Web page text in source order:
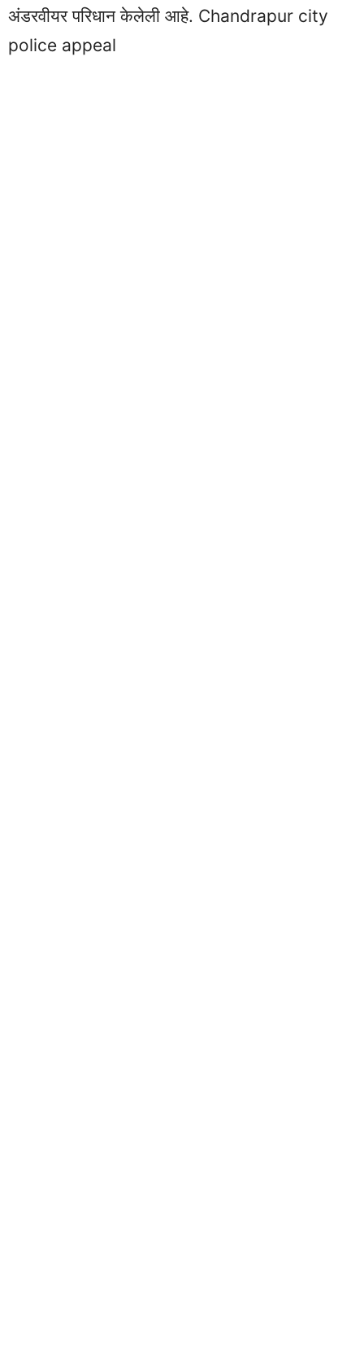
अंडरवीयर परिधान केलेली आहे. Chandrapur city
police appeal